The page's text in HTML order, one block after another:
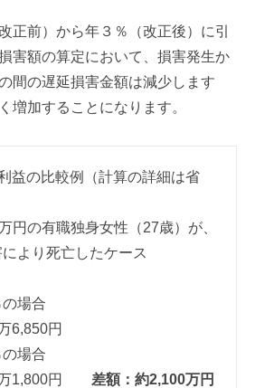
正前）から年３％（改正後）に引
害額の算定において、損害発生か
間の遅延損害金額は減少します
増加することになります。
益の比較例（計算の詳細は省
円の有職独身女性（27歳）が、
より死亡したケース
場合
円
場合
1,800円 差額：約2,100万円